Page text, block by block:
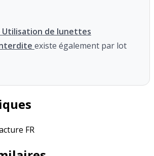
de lunettes
existe également par lot
FR